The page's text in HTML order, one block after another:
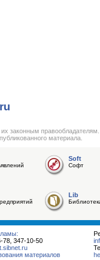
законным
материала.
Soft
Софт
Lib
78, 347-10-50
материалов